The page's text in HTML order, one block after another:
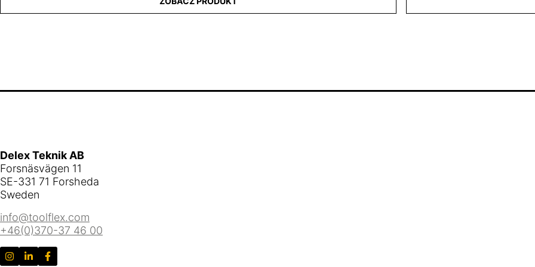
Delex Teknik AB
Forsnäsvägen 11
SE-331 71 Forsheda
Sweden
info@toolflex.com
+46(0)370-37 46 00